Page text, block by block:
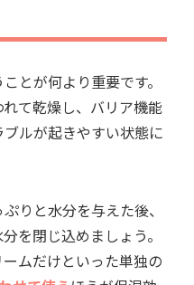
とが何より重要です。
て乾燥し、バリア機能
ルが起きやすい状態に
りと水分を与えた後、
を閉じ込めましょう。
ムだけといった単独の